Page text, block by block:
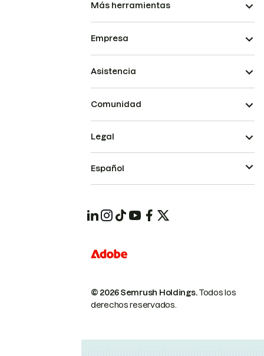
Más herramientas
Empresa
Asistencia
Comunidad
© 2026 Semrush Holdings.Todos los
derechos reservados.
Legal
Español